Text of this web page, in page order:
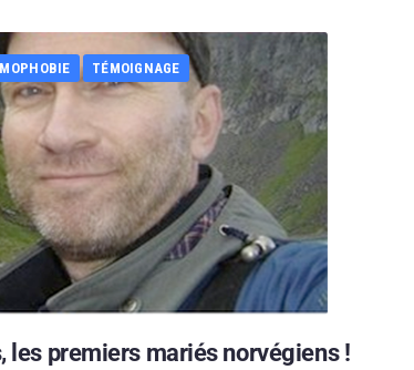
TÉMOIGNAGE
les premiers mariés norvégiens !